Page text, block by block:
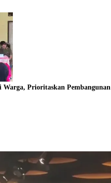
Warga, Prioritaskan Pembangunan